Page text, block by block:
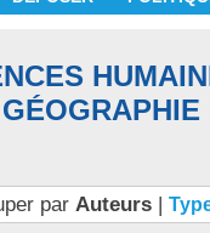
par Auteurs|